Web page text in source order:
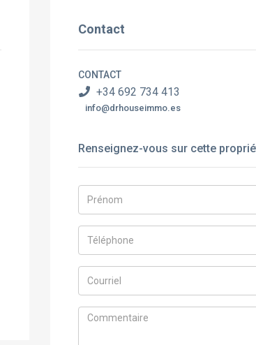
Contact
CONTACT
+34 692 734 413
info@drhouseimmo.es
Renseignez-vous sur cette